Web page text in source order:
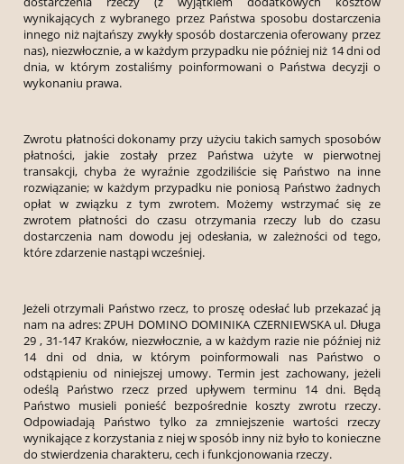
wynikających z wybranego przez Państwa sposobu dostarczenia
innego niż najtańszy zwykły sposób dostarczenia oferowany przez
nas), niezwłocznie, a w każdym przypadku nie później niż 14 dni od
dnia, w którym zostaliśmy poinformowani o Państwa decyzji o
wykonaniu prawa.
Zwrotu płatności dokonamy przy użyciu takich samych sposobów
płatności, jakie zostały przez Państwa użyte w pierwotnej
transakcji, chyba że wyraźnie zgodziliście się Państwo na inne
rozwiązanie; w każdym przypadku nie poniosą Państwo żadnych
opłat w związku z tym zwrotem. Możemy wstrzymać się ze
zwrotem płatności do czasu otrzymania rzeczy lub do czasu
dostarczenia nam dowodu jej odesłania, w zależności od tego,
które zdarzenie nastąpi wcześniej.
Jeżeli otrzymali Państwo rzecz, to proszę odesłać lub przekazać ją
nam na adres: ZPUH DOMINO DOMINIKA CZERNIEWSKA ul. Długa
29 , 31-147 Kraków, niezwłocznie, a w każdym razie nie później niż
14 dni od dnia, w którym poinformowali nas Państwo o
odstąpieniu od niniejszej umowy. Termin jest zachowany, jeżeli
odeślą Państwo rzecz przed upływem terminu 14 dni. Będą
Państwo musieli ponieść bezpośrednie koszty zwrotu rzeczy.
Odpowiadają Państwo tylko za zmniejszenie wartości rzeczy
wynikające z korzystania z niej w sposób inny niż było to konieczne
do stwierdzenia charakteru, cech i funkcjonowania rzeczy.